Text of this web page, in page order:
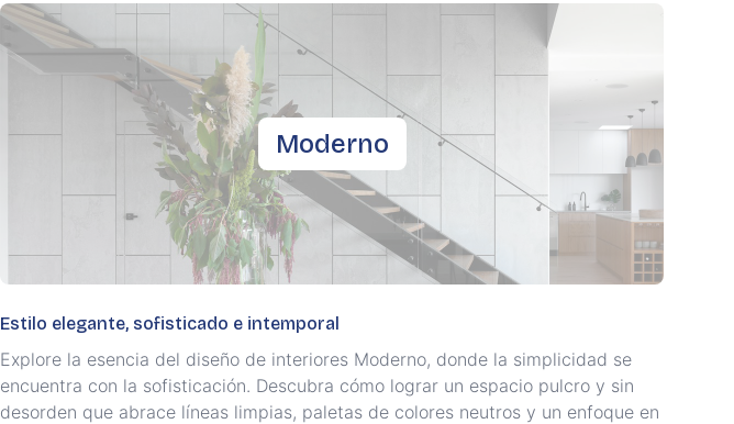
Moderno
Estilo elegante, sofisticado e intemporal
Explore la esencia del diseño de interiores Moderno, donde la simplicidad se
encuentra con la sofisticación. Descubra cómo lograr un espacio pulcro y sin
desorden que abrace líneas limpias, paletas de colores neutros y un enfoque en